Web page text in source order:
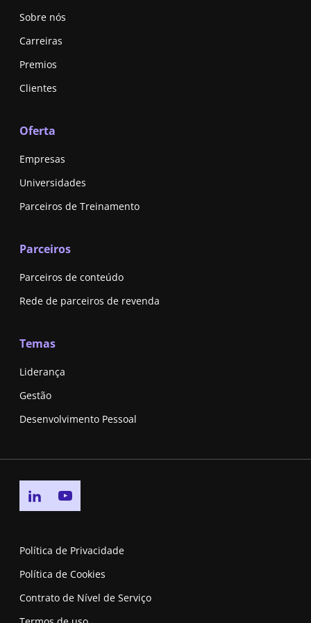
Sobre nós
Carreiras
Premios
Clientes
Oferta
Empresas
Universidades
Parceiros de Treinamento
Parceiros
Parceiros de conteúdo
Rede de parceiros de revenda
Temas
Liderança
Gestão
Desenvolvimento Pessoal
Go to linkedin page
Política de Privacidade
Política de Cookies
Contrato de Nível de Serviço